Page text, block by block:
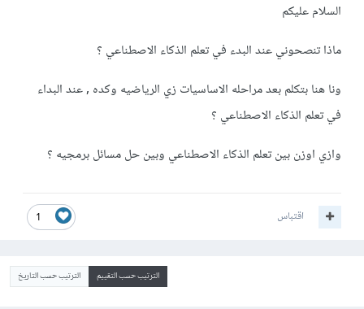
السلام عليكم
ماذا تنصحوني عند البدء في تعلم الذكاء الاصطناعي ؟
ونا هنا بتكلم بعد مراحله الاساسيات زي الرياضيه وكده , عند البداء
في تعلم الذكاء الاصطناعي ؟
وازي اوزن بين تعلم الذكاء الاصطناعي وبين حل مسائل برمجيه ؟
1 اقتباس
الترتيب حسب التقييم الترتيب حسب التاريخ